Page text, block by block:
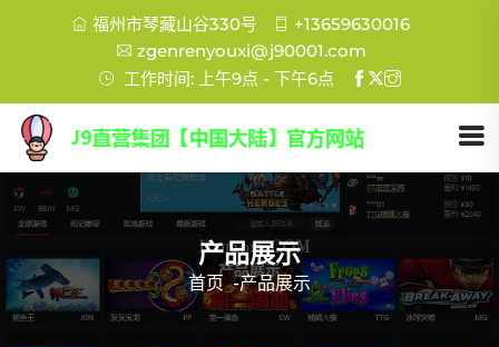
福州市琴藏山谷330号
+13659630016
zgenrenyouxi@j90001.com
工作时间: 上午9点 - 下午6点
产品展示
首页 -产品展示